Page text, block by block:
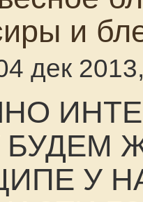
мормышка
есть